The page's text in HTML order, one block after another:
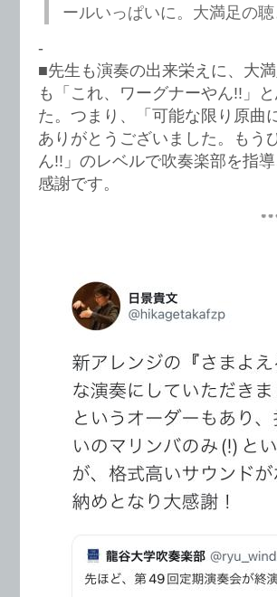
ールいっぱいに。大満足の
-
■先生も演奏の出来栄えに、大
も「これ、ワーグナーやん!!」
た。つまり、「可能な限り原曲
ありがとうございました。もう
ん!!」のレベルで吹奏楽部を指
感謝です。